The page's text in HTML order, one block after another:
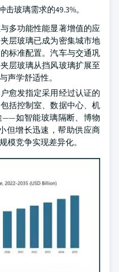
玻璃需求的49.3%。
多功能性能显著增值的应
层玻璃已成为密集城市地
标准配置。汽车与交通巩
层玻璃从挡风玻璃扩展至
声学舒适性。
愈发指定采用经过认证的
括控制室、数据中心、机
——如智能玻璃隔断、博物
但增长迅速，帮助供应商
模竞争实现差异化。